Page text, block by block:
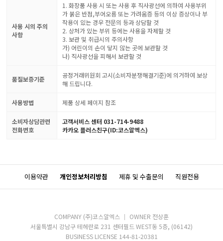
사용 시의 주의
사항
1. 화장품 사용 시 또는 사용 후 직사광선에 의하여 사용부위
가 붉은 반점,부어오름 또는 가려움증 등의 이상 증상이나 부
작용이 있는 경우 전문의 등과 상담할 것
2. 상처가 있는 부위 등에는 사용을 자제할 것
3. 보관 및 취급시의 주의사항
가) 어린이의 손이 닿지 않는 곳에 보관할 것
나) 직사광선을 피해서 보관할 것
품질보증기준
공정거래위원회 고시(소비자분쟁해결기준)에 의거하여 보상
해 드립니다.
사용방법 제품 상세 페이지 참조
소비자상담관련
전화번호
고객서비스 센터 031-714-9488
카카오 플러스친구(ID:코스알엑스)
이용약관 개인정보처리방침 제휴 및 수출문의 직원전용
COMPANY (주)코스알엑스
OWNER 전상훈
서울특별시 강남구 테헤란로 231 센터필드 WEST동 5층, (06142)
BUSINESS LICENSE 144-81-20381